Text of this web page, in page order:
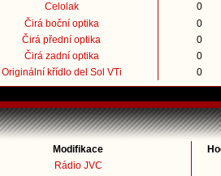
Celolak
0
Čirá boční optika
0
Čirá přední optika
0
Čirá zadní optika
0
Originální křídlo del Sol VTi
0
Modifikace
Rádio JVC